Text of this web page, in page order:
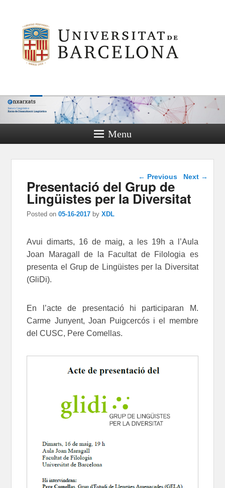
Menu
Post navigation
← Previous Next →
Presentació del Grup de
Lingüistes per la Diversitat
Posted on05-16-2017 byXDL
Avui dimarts, 16 de maig, a les 19h a l’Aula
Joan Maragall de la Facultat de Filologia es
presenta el Grup de Lingüistes per la Diversitat
(GliDi).
En l’acte de presentació hi participaran M.
Carme Junyent, Joan Puigcercós i el membre
del CUSC, Pere Comellas.